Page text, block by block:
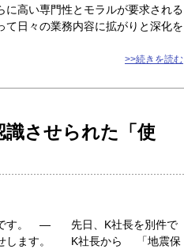
に高い専門性とモラルが要求される
て日々の業務内容に拡がりと深化を
>>続きを読む
識させられた「使
です。 ― 先日、K社長を別件で
せします。 K社長から 「地震保